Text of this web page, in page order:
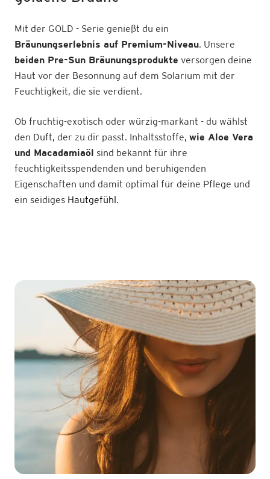
Mit der GOLD - Serie genießt du ein
Bräunungserlebnis auf Premium-Niveau. Unsere
beiden Pre-Sun Bräunungsprodukte versorgen deine
Haut vor der Besonnung auf dem Solarium mit der
Feuchtigkeit, die sie verdient.
Ob fruchtig-exotisch oder würzig-markant - du wählst
den Duft, der zu dir passt. Inhaltsstoffe, wie Aloe Vera
und Macadamiaöl sind bekannt für ihre
feuchtigkeitsspendenden und beruhigenden
Eigenschaften und damit optimal für deine Pflege und
ein seidiges Hautgefühl.